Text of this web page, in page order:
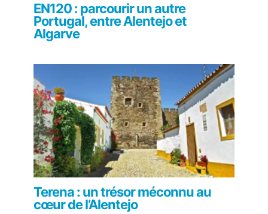
EN120 : parcourir un autre
Portugal, entre Alentejo et
Algarve
Terena : un trésor méconnu au
cœur de l’Alentejo